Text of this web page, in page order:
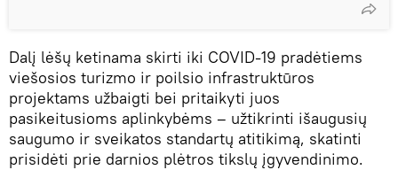
Dalį lėšų ketinama skirti iki COVID-19 pradėtiems
viešosios turizmo ir poilsio infrastruktūros
projektams užbaigti bei pritaikyti juos
pasikeitusioms aplinkybėms – užtikrinti išaugusių
saugumo ir sveikatos standartų atitikimą, skatinti
prisidėti prie darnios plėtros tikslų įgyvendinimo.